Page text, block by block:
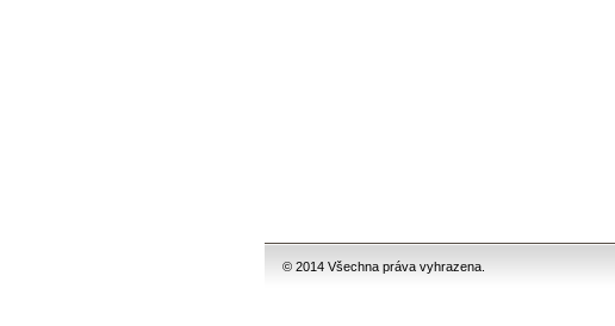
© 2014 Všechna práva vyhrazena.